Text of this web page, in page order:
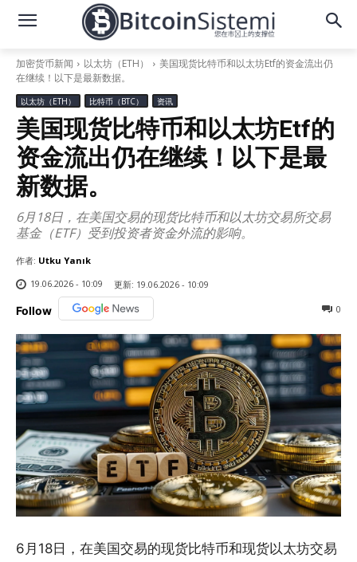
加密货币新闻 以太坊（ETH）
美国现货比特币和以太坊Etf的资金流出仍
在继续！以下是最新数据。
以太坊（ETH） 比特币（BTC） 资讯
美国现货比特币和以太坊Etf的
资金流出仍在继续！以下是最
新数据。
6月18日，在美国交易的现货比特币和以太坊交易所交易
基金（ETF）受到投资者资金外流的影响。
作者: Utku Yanık
19.06.2026 - 10:09
更新: 19.06.2026 - 10:09
Follow 0
6月18日，在美国交易的现货比特币和现货以太坊交易